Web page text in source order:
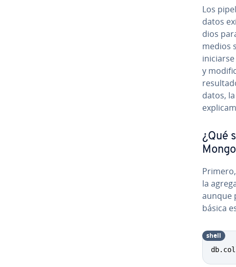
Los
datos
dios
me­dios
y
datos,
¿Qué
la
aunque
básica
shell